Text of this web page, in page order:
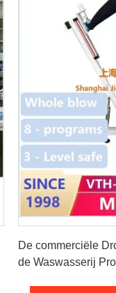
De commerciële
de Waswasserij